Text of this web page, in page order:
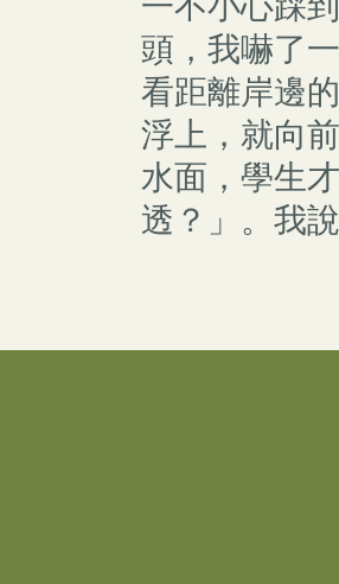
頭，我嚇了
看距離岸邊
浮上，就向
水面，學生
透？」。我